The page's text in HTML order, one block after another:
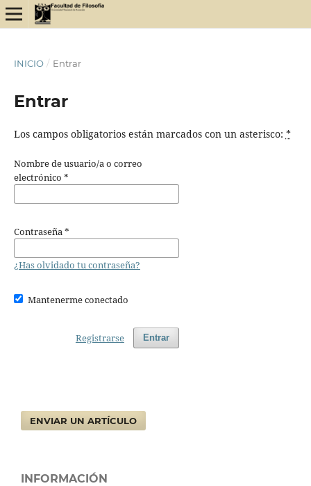
INICIO / Entrar
Entrar
Los campos obligatorios están marcados con un asterisco: *
Nombre de usuario/a o correo
electrónico *
Contraseña*
¿Has olvidado tu contraseña?
Mantenerme conectado
Entrar
Registrarse
ENVIAR UN ARTÍCULO
INFORMACIÓN